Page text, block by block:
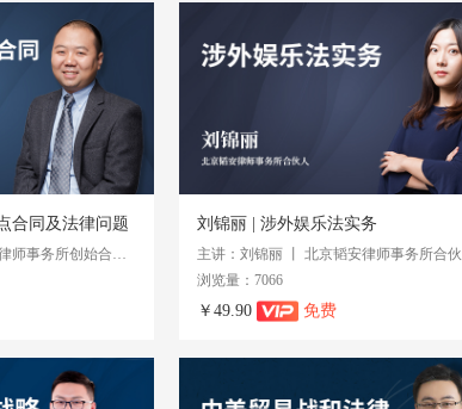
合同及法律问题
主讲：李景健 丨 北京韬安律师事务所创始合伙人
刘锦丽 | 涉外娱乐法实务
主讲：刘锦丽 丨 北京韬安律师事务所合
浏览量：7066
￥49.90 免费